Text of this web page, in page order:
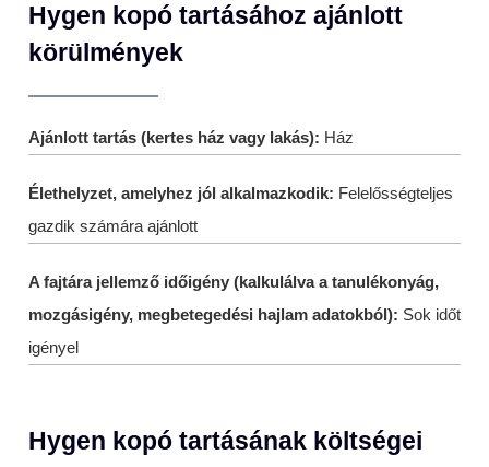
Hygen kopó tartásához ajánlott
körülmények
Ajánlott tartás (kertes ház vagy lakás): Ház
Élethelyzet, amelyhez jól alkalmazkodik: Felelősségteljes
gazdik számára ajánlott
A fajtára jellemző időigény (kalkulálva a tanulékonyág,
mozgásigény, megbetegedési hajlam adatokból): Sok időt
igényel
Hygen kopó tartásának költségei